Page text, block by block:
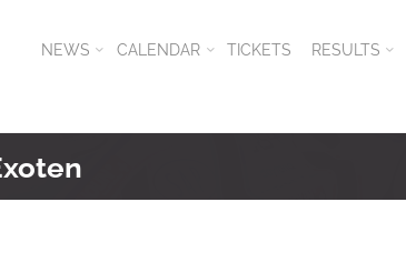
NEWS CALENDAR TICKETS RESULTS